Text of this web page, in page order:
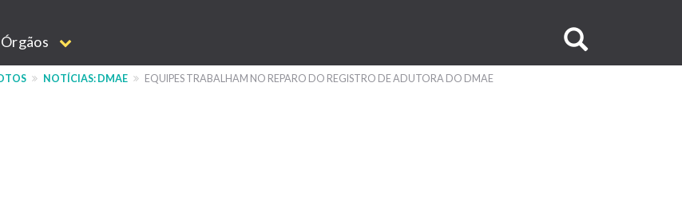
Órgãos
no
NOTÍCIAS: DMAE EQUIPES TRABALHAM NO REPARO DO REGISTRO DE ADUTORA DO DMAE